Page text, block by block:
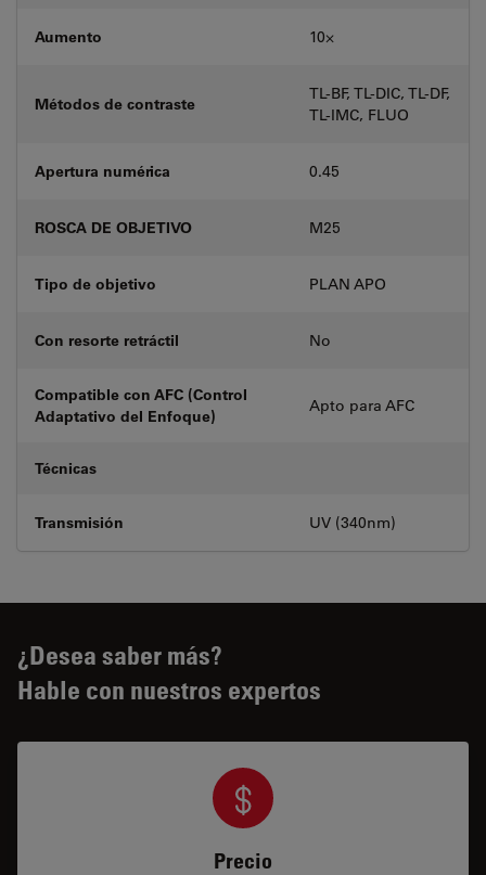
Aumento 10⨉
Métodos de contraste
TL-BF, TL-DIC, TL-DF,
TL-IMC, FLUO
Apertura numérica 0.45
ROSCA DE OBJETIVO M25
Tipo de objetivo PLAN APO
Con resorte retráctil No
Compatible con AFC (Control
Adaptativo del Enfoque)
Apto para AFC
Técnicas
Transmisión UV (340nm)
¿Desea saber más?
Hable con nuestros expertos
Precio